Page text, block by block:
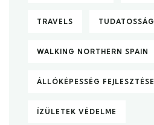
TRAVELS TUDATOSSÁG
WALKING NORTHERN SPAIN
ÁLLÓKÉPESSÉG FEJLESZTÉSE
ÍZÜLETEK VÉDELME